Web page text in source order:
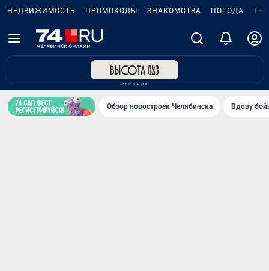
НЕДВИЖИМОСТЬ ПРОМОКОДЫ ЗНАКОМСТВА ПОГОДА
Обзор новостроек Челябинска Вдову